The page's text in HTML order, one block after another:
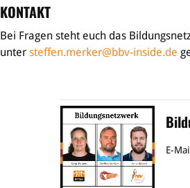
KONTAKT
Bei Fragen steht euch das
unter steffen.merker@bbv-inside.de
E-